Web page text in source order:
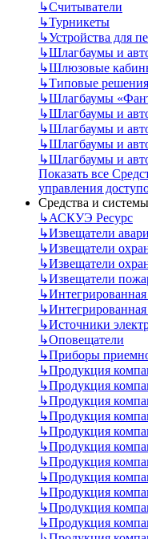
↳Считыватели
↳Турникеты
↳Устройства для
↳Шлагбаумы и
↳Шлюзовые
↳Типовые
↳Шлагбаумы
↳Шлагбаумы и
↳Шлагбаумы и
↳Шлагбаумы и
↳Шлагбаумы и
Показать все
управления
Средства и
↳АСКУЭ Ресурс
↳Извещатели
↳Извещатели
↳Извещатели
↳Извещатели
↳
↳
↳Источники
↳Оповещатели
↳Приборы
↳Продукция
↳Продукция
↳Продукция
↳Продукция
↳Продукция
↳Продукция
↳Продукция
↳Продукция
↳Продукция
↳Продукция
↳Продукция